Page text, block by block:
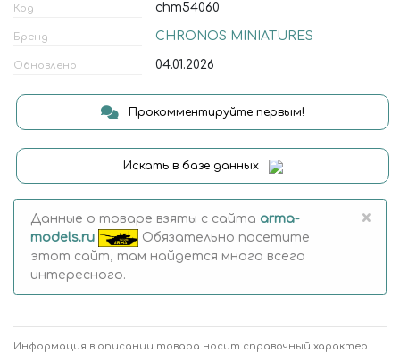
Код chm54060
Бренд CHRONOS MINIATURES
Обновлено 04.01.2026
Прокомментируйте первым!
Искать в базе данных
Данные о товаре взяты с сайта arma-
models.ru
Обязательно посетите
этот сайт, там найдется много всего
интересного.
×
Информация в описании товара носит справочный характер.